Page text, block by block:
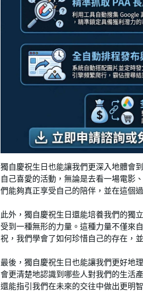
獨自慶祝生日也能讓我們更深入地體會
自己喜愛的活動，無論是去看一場電影
們能夠真正享受自己的陪伴，並在這個
此外，獨自慶祝生日還能培養我們的獨
受到一種無形的力量。這種力量不僅來
祝，我們學會了如何珍惜自己的存在，
最後，獨自慶祝生日也能讓我們更好地
會更清楚地認識到哪些人對我們的生活
還能指引我們在未來的交往中做出更明